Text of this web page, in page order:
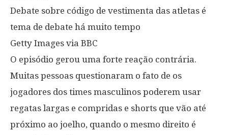
Debate sobre código de vestimenta das atletas é
tema de debate há muito tempo
Getty Images via BBC
O episódio gerou uma forte reação contrária.
Muitas pessoas questionaram o fato de os
jogadores dos times masculinos poderem usar
regatas largas e compridas e shorts que vão até
próximo ao joelho, quando o mesmo direito é